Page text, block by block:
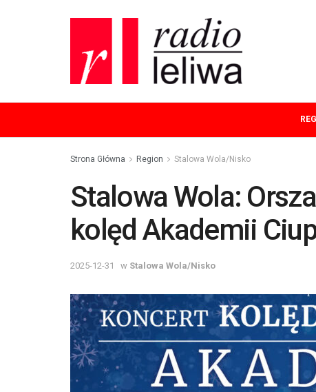
Strona Główna Region Stalowa Wola/Nisko
Stalowa Wola:
kolęd Akademii
2025-12-31 w Stalowa Wola/Nisko